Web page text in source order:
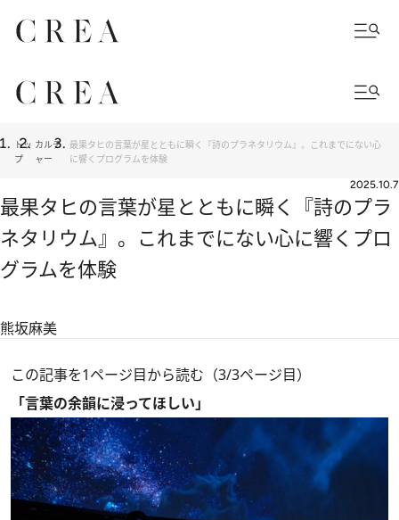
トッ
プ
カルチ
ャー
最果タヒの言葉が星とともに瞬く『詩のプラネタリウム』。これまでにない心
に響くプログラムを体験
2025.10.7
最果タヒの言葉が星とともに瞬く『詩のプラ
ネタリウム』。これまでにない心に響くプロ
グラムを体験
熊坂麻美
この記事を1ページ目から読む（3/3ページ目）
「言葉の余韻に浸ってほしい」